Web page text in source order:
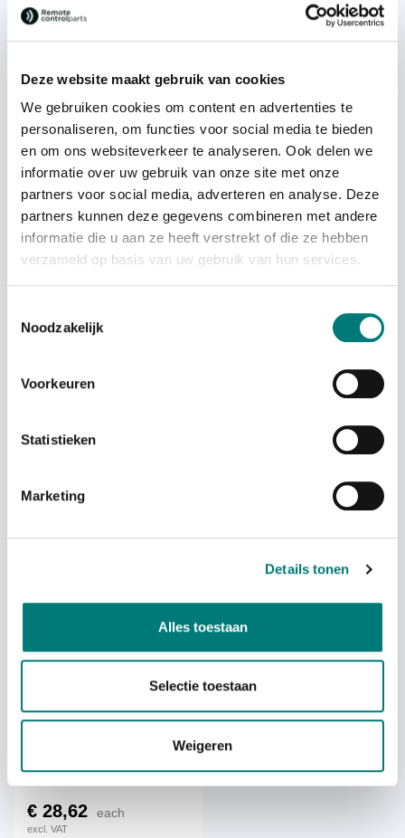
Deze website maakt gebruik van cookies
We gebruiken cookies om content en advertenties te
personaliseren, om functies voor social media te bieden
en om ons websiteverkeer te analyseren. Ook delen we
informatie over uw gebruik van onze site met onze
partners voor social media, adverteren en analyse. Deze
partners kunnen deze gegevens combineren met andere
informatie die u aan ze heeft verstrekt of die ze hebben
verzameld op basis van uw gebruik van hun services.
Noodzakelijk
Voorkeuren
Statistieken
Marketing
Details tonen
Alles toestaan
Selectie toestaan
Weigeren
Teletec® joystick rubber SM-
0019
€32,04
excl. VAT
Teletec® joystick rubber
SM-0037
€32,20 each
excl. VAT
€45,81
Teletec® toggle switch
€ 28,62 each
excl. VAT